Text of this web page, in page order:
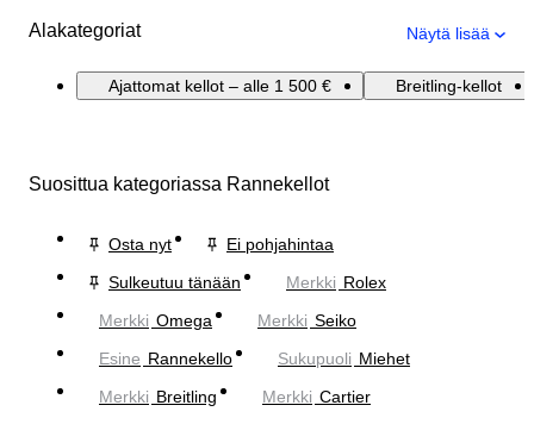
Alakategoriat Näytä lisää
Ajattomat kellot – alle 1 500 € Breitling-kellot
Suosittua kategoriassa Rannekellot
Osta nyt
Ei pohjahintaa
Sulkeutuu tänään
Merkki Rolex
Merkki Omega Merkki Seiko
Esine Rannekello Sukupuoli Miehet
Merkki Breitling Merkki Cartier